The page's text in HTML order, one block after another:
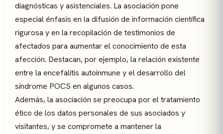
diagnósticas y asistenciales. La asociación pone
especial énfasis en la difusión de información científica
rigurosa y en la recopilación de testimonios de
afectados para aumentar el conocimiento de esta
afección. Destacan, por ejemplo, la relación existente
entre la encefalitis autoinmune y el desarrollo del
síndrome POCS en algunos casos.
Además, la asociación se preocupa por el tratamiento
ético de los datos personales de sus asociados y
visitantes, y se compromete a mantener la